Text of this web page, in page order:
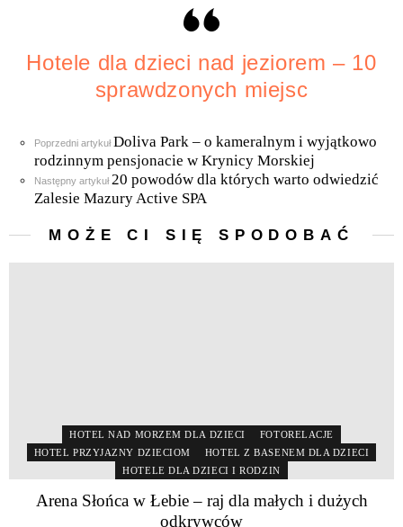
Hotele dla dzieci nad jeziorem – 10
sprawdzonych miejsc
Zobacz
więcej
Poprzedni artykuł Doliva Park – o kameralnym i wyjątkowo
rodzinnym pensjonacie w Krynicy Morskiej
Następny artykuł 20 powodów dla których warto odwiedzić
Zalesie Mazury Active SPA
MOŻE CI SIĘ SPODOBAĆ
HOTEL NAD MORZEM DLA DZIECI
FOTORELACJE
HOTEL PRZYJAZNY DZIECIOM
HOTEL Z BASENEM DLA DZIECI
HOTELE DLA DZIECI I RODZIN
Arena Słońca w Łebie – raj dla małych i dużych
odkrywców